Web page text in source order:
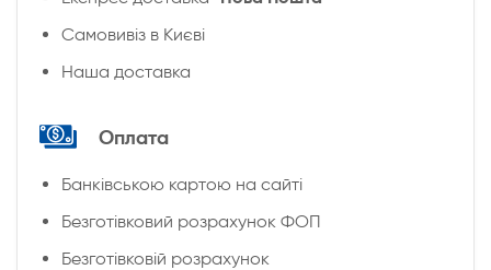
Cамовивіз в Києві
Наша доставка
Оплата
Банківською картою на сайті
Безготівковий розрахунок ФОП
Безготівковій розрахунок